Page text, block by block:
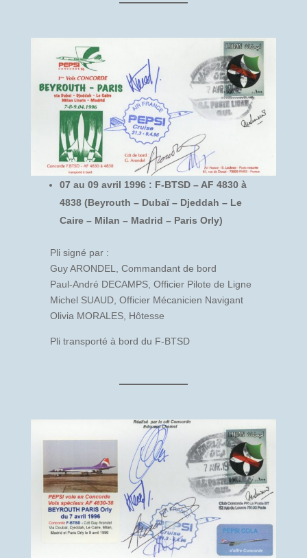
07 au 09 avril 1996 : F-BTSD – AF 4830 à
4838 (Beyrouth – Dubaï – Djeddah – Le
Caire – Milan – Madrid – Paris Orly)
Pli signé par :
Guy ARONDEL, Commandant de bord
Paul-André DECAMPS, Officier Pilote de Ligne
Michel SUAUD, Officier Mécanicien Navigant
Olivia MORALES, Hôtesse
Pli transporté à bord du F-BTSD